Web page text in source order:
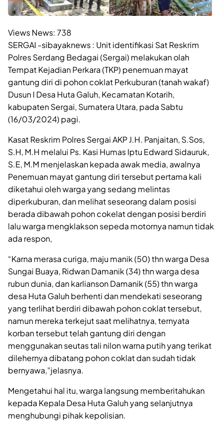
Views News: 738
SERGAI -sibayaknews : Unit identifikasi Sat Reskrim
Polres Serdang Bedagai (Sergai) melakukan olah
Tempat Kejadian Perkara (TKP) penemuan mayat
gantung diri di pohon coklat Perkuburan (tanah wakaf)
Dusun I Desa Huta Galuh, Kecamatan Kotarih,
kabupaten Sergai, Sumatera Utara, pada Sabtu
(16/03/2024) pagi.
Kasat Reskrim Polres Sergai AKP J.H. Panjaitan, S.Sos,
S.H, M.H melalui Ps. Kasi Humas Iptu Edward Sidauruk,
S.E, M.M menjelaskan kepada awak media, awalnya
Penemuan mayat gantung diri tersebut pertama kali
diketahui oleh warga yang sedang melintas
diperkuburan, dan melihat seseorang dalam posisi
berada dibawah pohon cokelat dengan posisi berdiri
lalu warga mengklakson sepeda motornya namun tidak
ada respon,
“Karna merasa curiga, maju manik (50) thn warga Desa
Sungai Buaya, Ridwan Damanik (34) thn warga desa
rubun dunia, dan karlianson Damanik (55) thn warga
desa Huta Galuh berhenti dan mendekati seseorang
yang terlihat berdiri dibawah pohon coklat tersebut,
namun mereka terkejut saat melihatnya, ternyata
korban tersebut telah gantung diri dengan
menggunakan seutas tali nilon warna putih yang terikat
dilehernya dibatang pohon coklat dan sudah tidak
bernyawa,”jelasnya.
Mengetahui hal itu, warga langsung memberitahukan
kepada Kepala Desa Huta Galuh yang selanjutnya
menghubungi pihak kepolisian.